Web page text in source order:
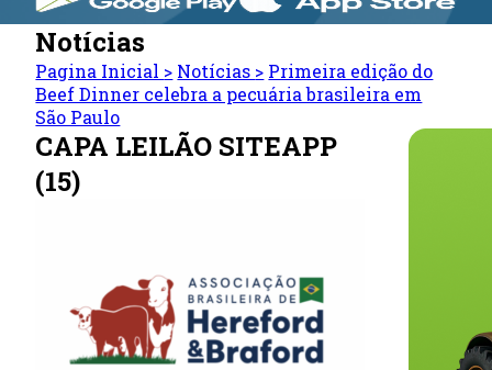
Notícias
Pagina Inicial > Notícias > Primeira edição do
Beef Dinner celebra a pecuária brasileira em
São Paulo
CAPA LEILÃO SITEAPP
(15)